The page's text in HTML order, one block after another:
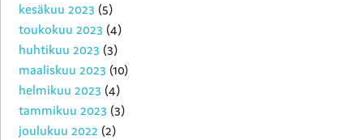
kesäkuu 2023 (5)
toukokuu 2023 (4)
huhtikuu 2023 (3)
maaliskuu 2023 (10)
helmikuu 2023 (4)
tammikuu 2023 (3)
joulukuu 2022 (2)